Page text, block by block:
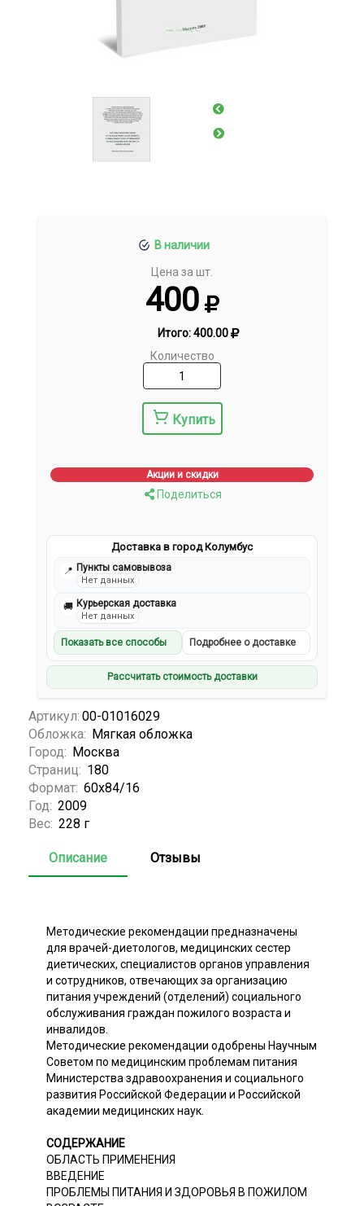
В наличии
Цена за шт.
400
Итого:400.00
Количество
Купить
Акции и скидки
Поделиться
Доставка в город Колумбус
📍 Пункты самовывоза
Нет данных
🚚 Курьерская доставка
Нет данных
Показать все способы Подробнее о доставке
Рассчитать стоимость доставки
Артикул: 00-01016029
Обложка: Мягкая обложка
Город: Москва
Страниц: 180
Формат: 60х84/16
Год: 2009
Вес: 228 г
Описание Отзывы
Методические рекомендации предназначены
для врачей-диетологов, медицинских сестер
диетических, специалистов органов управления
и сотрудников, отвечающих за организацию
питания учреждений (отделений) социального
обслуживания граждан пожилого возраста и
инвалидов.
Методические рекомендации одобрены Научным
Советом по медицинским проблемам питания
Министерства здравоохранения и социального
развития Российской Федерации и Российской
академии медицинских наук.
СОДЕРЖАНИЕ
ОБЛАСТЬ ПРИМЕНЕНИЯ
ВВЕДЕНИЕ
ПРОБЛЕМЫ ПИТАНИЯ И ЗДОРОВЬЯ В ПОЖИЛОМ